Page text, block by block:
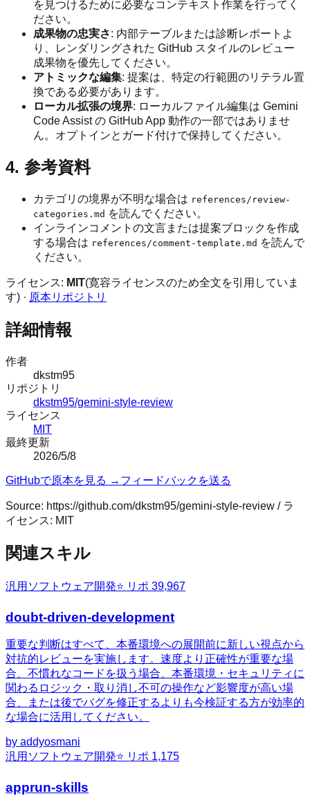
を見つけるために必要なコンテキスト作業を行ってく
ださい。
成果物の忠実さ: 内部テーブルまたは診断レポートよ
り、レンダリングされた GitHub スタイルのレビュー
成果物を優先してください。
アトミックな編集: 提案は、特定の行範囲のリテラル置
換である必要があります。
ローカル拡張の境界: ローカルファイル編集は Gemini
Code Assist の GitHub App 動作の一部ではありませ
ん。オプトインとガード付けで保持してください。
4. 参考資料
カテゴリの境界が不明な場合は references/review-
categories.md を読んでください。
インラインコメントの文言または提案ブロックを作成
する場合は references/comment-template.md を読んで
ください。
ライセンス: MIT(寛容ライセンスのため全文を引用していま
す) · 原本リポジトリ
詳細情報
作者
dkstm95
リポジトリ
dkstm95/gemini-style-review
ライセンス
MIT
最終更新
2026/5/8
GitHubで原本を見る → フィードバックを送る
Source: https://github.com/dkstm95/gemini-style-review / ラ
イセンス: MIT
関連スキル
汎用 ソフトウェア開発⭐ リポ 39,967
doubt-driven-development
重要な判断はすべて、本番環境への展開前に新しい視点から
対抗的レビューを実施します。速度より正確性が重要な場
合、不慣れなコードを扱う場合、本番環境・セキュリティに
関わるロジック・取り消し不可の操作など影響度が高い場
合、または後でバグを修正するよりも今検証する方が効率的
な場合に活用してください。
by addyosmani
汎用 ソフトウェア開発⭐ リポ 1,175
apprun-skills